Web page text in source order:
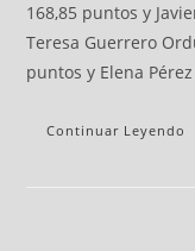
168,85 puntos y
Teresa Guerrero
puntos y Elena
Continuar Leyendo